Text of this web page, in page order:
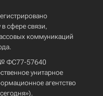
сфере связи,
коммуникаций
№ ФС77-57640
унитарное
агентство